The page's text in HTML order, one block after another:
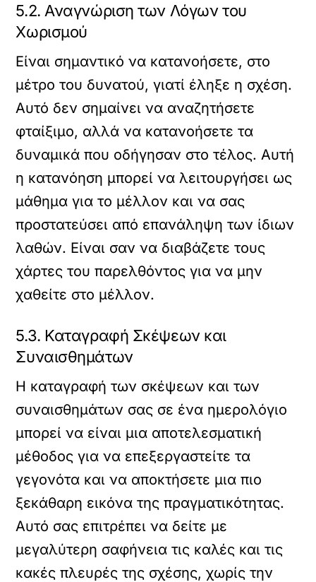
5.2. Αναγνώριση των Λόγων του
Χωρισμού
Είναι σημαντικό να κατανοήσετε, στο
μέτρο του δυνατού, γιατί έληξε η σχέση.
Αυτό δεν σημαίνει να αναζητήσετε
φταίξιμο, αλλά να κατανοήσετε τα
δυναμικά που οδήγησαν στο τέλος. Αυτή
η κατανόηση μπορεί να λειτουργήσει ως
μάθημα για το μέλλον και να σας
προστατεύσει από επανάληψη των ίδιων
λαθών. Είναι σαν να διαβάζετε τους
χάρτες του παρελθόντος για να μην
χαθείτε στο μέλλον.
5.3. Καταγραφή Σκέψεων και
Συναισθημάτων
Η καταγραφή των σκέψεων και των
συναισθημάτων σας σε ένα ημερολόγιο
μπορεί να είναι μια αποτελεσματική
μέθοδος για να επεξεργαστείτε τα
γεγονότα και να αποκτήσετε μια πιο
ξεκάθαρη εικόνα της πραγματικότητας.
Αυτό σας επιτρέπει να δείτε με
μεγαλύτερη σαφήνεια τις καλές και τις
κακές πλευρές της σχέσης, χωρίς την